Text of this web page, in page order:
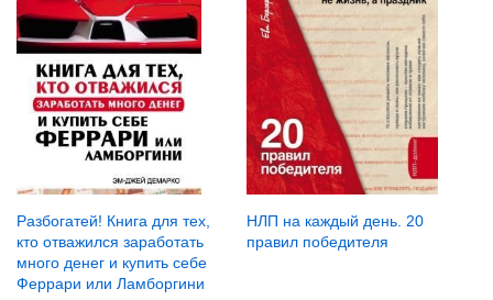
Разбогатей! Книга для тех,
кто отважился заработать
много денег и купить себе
Феррари или Ламборгини
НЛП на каждый день. 20
правил победителя